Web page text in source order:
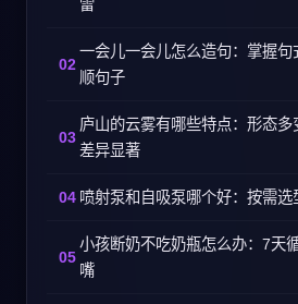
雷
一会儿一会儿怎么造句：掌握
顺句子
庐山的云雾有哪些特点：形态
差异显著
喷射泵和自吸泵哪个好：按需
小孩断奶不吃奶瓶怎么办：7天
嘴